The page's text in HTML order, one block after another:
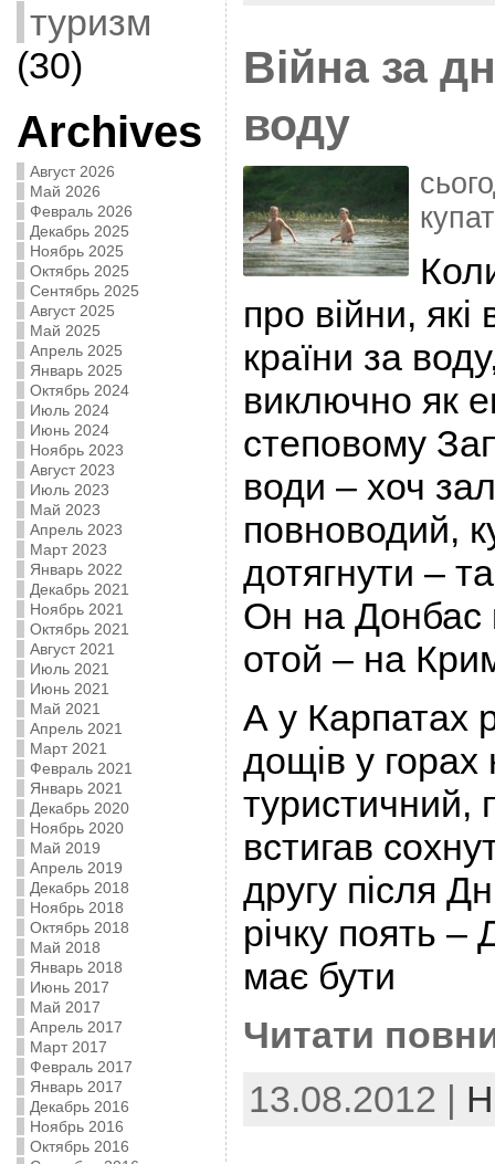
туризм
(30)
Archives
Август 2026
Май 2026
Февраль 2026
Декабрь 2025
Ноябрь 2025
Октябрь 2025
Сентябрь 2025
Август 2025
Май 2025
Апрель 2025
Январь 2025
Октябрь 2024
Июль 2024
Июнь 2024
Ноябрь 2023
Август 2023
Июль 2023
Май 2023
Апрель 2023
Март 2023
Январь 2022
Декабрь 2021
Ноябрь 2021
Октябрь 2021
Август 2021
Июль 2021
Июнь 2021
Май 2021
Апрель 2021
Март 2021
Февраль 2021
Январь 2021
Декабрь 2020
Ноябрь 2020
Май 2019
Апрель 2019
Декабрь 2018
Ноябрь 2018
Октябрь 2018
Май 2018
Январь 2018
Июнь 2017
Май 2017
Апрель 2017
Март 2017
Февраль 2017
Январь 2017
Декабрь 2016
Ноябрь 2016
Октябрь 2016
Війна за
воду
про війни,
країни за
виключно як
степовому
води – хоч
повноводий,
дотягнути –
Он на Донбас
отой – на
А у Карпатах
дощів у горах
туристичний,
встигав
другу після
річку поять –
має бути
Читати
13.08.2012 |